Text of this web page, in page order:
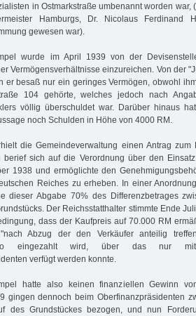
in Ostmarkstraße umbenannt worden war,
Hamburgs, Dr. Nicolaus Ferdinand
gewesen war).
wurde im April 1939 von der
Vermögensverhältnisse einzureichen. Von der
er besaß nur ein geringes Vermögen, obwohl
104 gehörte, welches jedoch nach
völlig überschuldet war. Darüber hinaus
noch Schulden in Höhe von 4000 RM.
die Gemeindeverwaltung einen Antrag zum
berief sich auf die Verordnung über den
1938 und ermöglichte den
Reiches zu erheben. In einer
dieser Abgabe 70% des Differenzbetrages
Der Reichsstatthalter stimmte Ende
dass der Kaufpreis auf 70.000 RM
Abzug der den Verkäufer anteilig
eingezahlt wird, über das nur
verfügt werden konnte.
hatte also keinen finanziellen Gewinn
gingen dennoch beim Oberfinanzpräsidenten
des Grundstückes bezogen, und nun